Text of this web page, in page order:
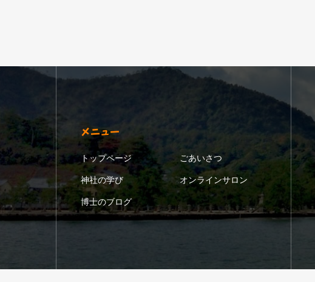
メニュー
トップページ ごあいさつ
神社の学び オンラインサロン
博士のブログ